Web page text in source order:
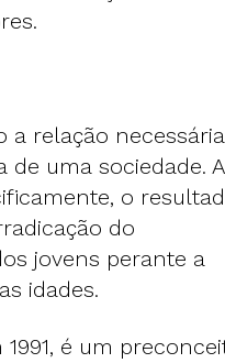
a relação necessária
de uma sociedade. A
o
do
jovens perante a
idades.
é um